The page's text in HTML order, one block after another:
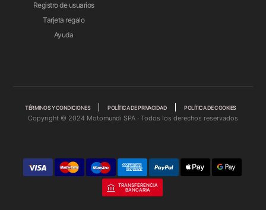
Registro de usuarios
Tarjeta regalo
Ayuda
TÉRMINOS Y CONDICIONES POLÍTICA DE PRIVACIDAD POLÍTICA DE COOKIES
Copyright © 2024 Motomundi SPA · Todos los derechos reservados
TRANSFERENCIA
BANCARIA